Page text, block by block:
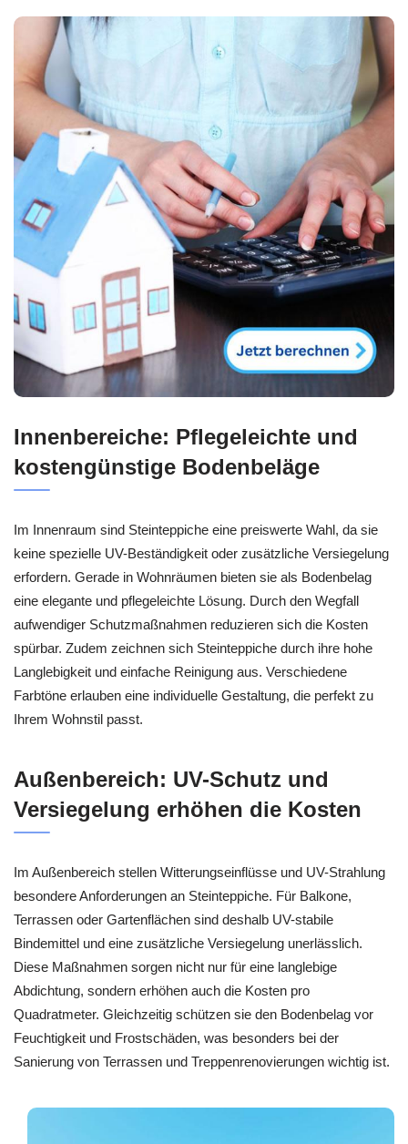
Innenbereiche: Pflegeleichte und
kostengünstige Bodenbeläge
Im Innenraum sind Steinteppiche eine preiswerte Wahl, da sie
keine spezielle UV-Beständigkeit oder zusätzliche Versiegelung
erfordern. Gerade in Wohnräumen bieten sie als Bodenbelag
eine elegante und pflegeleichte Lösung. Durch den Wegfall
aufwendiger Schutzmaßnahmen reduzieren sich die Kosten
spürbar. Zudem zeichnen sich Steinteppiche durch ihre hohe
Langlebigkeit und einfache Reinigung aus. Verschiedene
Farbtöne erlauben eine individuelle Gestaltung, die perfekt zu
Ihrem Wohnstil passt.
Außenbereich: UV-Schutz und
Versiegelung erhöhen die Kosten
Im Außenbereich stellen Witterungseinflüsse und UV-Strahlung
besondere Anforderungen an Steinteppiche. Für Balkone,
Terrassen oder Gartenflächen sind deshalb UV-stabile
Bindemittel und eine zusätzliche Versiegelung unerlässlich.
Diese Maßnahmen sorgen nicht nur für eine langlebige
Abdichtung, sondern erhöhen auch die Kosten pro
Quadratmeter. Gleichzeitig schützen sie den Bodenbelag vor
Feuchtigkeit und Frostschäden, was besonders bei der
Sanierung von Terrassen und Treppenrenovierungen wichtig ist.